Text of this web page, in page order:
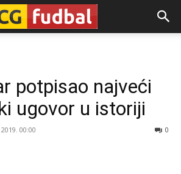
potpisao najveći
ugovor u istoriji
00:00 0